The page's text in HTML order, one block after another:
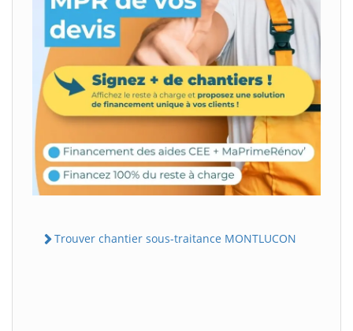
Trouver chantier sous-traitance MONTLUCON